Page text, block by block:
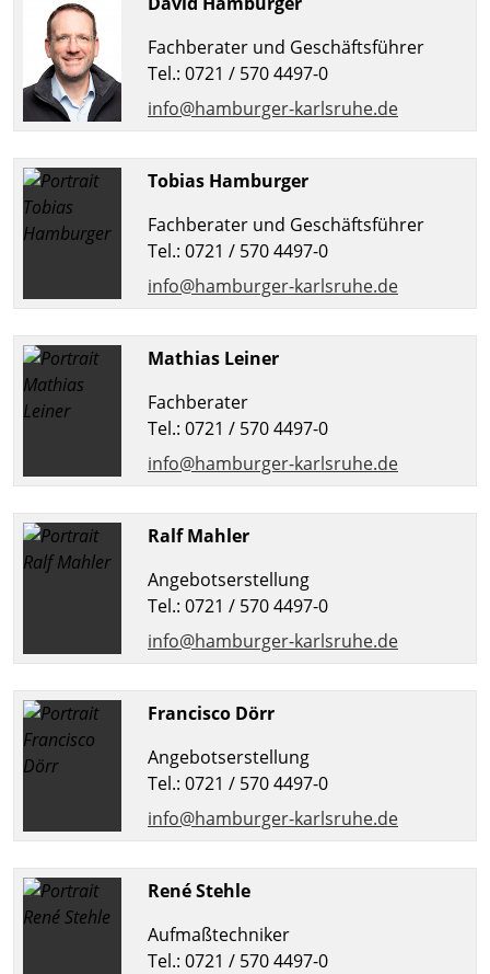
Fachberater und Geschäftsführer
Tel.: 0721 / 570 4497-0
info@hamburger-karlsruhe.de
Tobias Hamburger
Fachberater und Geschäftsführer
Tel.: 0721 / 570 4497-0
info@hamburger-karlsruhe.de
Mathias Leiner
Fachberater
Tel.: 0721 / 570 4497-0
info@hamburger-karlsruhe.de
Ralf Mahler
Angebotserstellung
Tel.: 0721 / 570 4497-0
info@hamburger-karlsruhe.de
Francisco Dörr
Angebotserstellung
Tel.: 0721 / 570 4497-0
info@hamburger-karlsruhe.de
René Stehle
Aufmaßtechniker
Tel.: 0721 / 570 4497-0